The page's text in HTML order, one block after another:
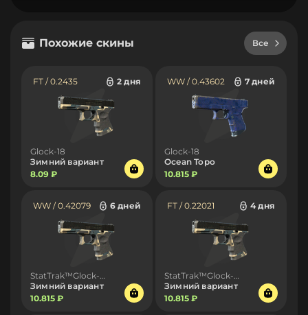
Похожие скины Все
FT / 0.2435 2 дня
Glock-18
Зимний вариант
8.09 ₽
WW / 0.43602 7 дней
Glock-18
Ocean Topo
10.815 ₽
WW / 0.42079 6 дней
Зимний вариант
10.815 ₽
FT / 0.22021 4 дня
Зимний вариант
10.815 ₽